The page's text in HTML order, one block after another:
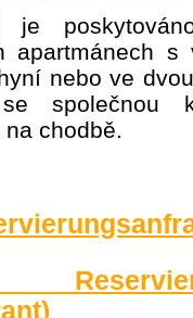
je
apartmánech s
nebo ve
se společnou
chodbě.